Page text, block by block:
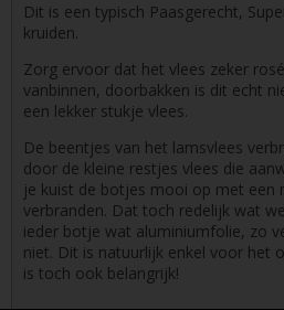
Dit is een typisch Paasgerecht,
kruiden.
Zorg ervoor dat het vlees zeker
vanbinnen, doorbakken is dit echt
een lekker stukje vlees.
De beentjes van het lamsvlees
door de kleine restjes vlees die
je kuist de botjes mooi op met een
verbranden. Dat toch redelijk wat
ieder botje wat aluminiumfolie, zo
niet. Dit is natuurlijk enkel voor het
is toch ook belangrijk!